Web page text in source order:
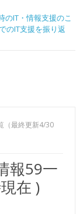
のIT・情報支援のこ
のIT支援を振り返
（最終更新4/30
報59一
在 )